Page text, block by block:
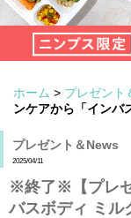
ホーム > プレゼント
ンケアから「インバ
プレゼント＆News
2025/04/11
※終了※【プレ
バスボディ ミル